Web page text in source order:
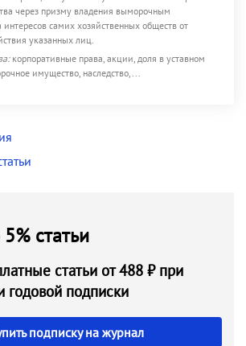
через призму владения выморочным
самих хозяйственных обществ от
указанных лиц.
корпоративные права, акции, доля в уставном
имущество, наследство,...
статьи
статьи от 488 ₽ при
годовой подписки
подписку на журнал